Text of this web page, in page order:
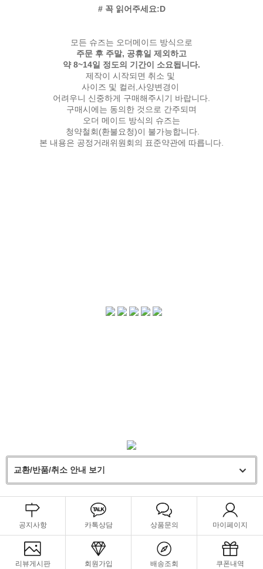
# 꼭 읽어주세요:D
모든 슈즈는 오더메이드 방식으로
주문 후 주말, 공휴일 제외하고
약 8~14일 정도의 기간이 소요됩니다.
제작이 시작되면 취소 및
사이즈 및 컬러,사양변경이
어려우니 신중하게 구매해주시기 바랍니다.
구매시에는 동의한 것으로 간주되며
오더 메이드 방식의 슈즈는
청약철회(환불요청)이 불가능합니다.
본 내용은 공정거래위원회의 표준약관에 따릅니다.
교환/반품/취소 안내 보기
공지사항 카톡상담 상품문의 마이페이지
리뷰게시판 회원가입 배송조회 쿠폰내역